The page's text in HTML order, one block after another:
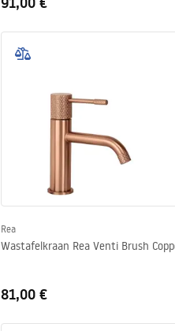
Rea
Wastafelkraan Rea Venti Brush
81,00 €